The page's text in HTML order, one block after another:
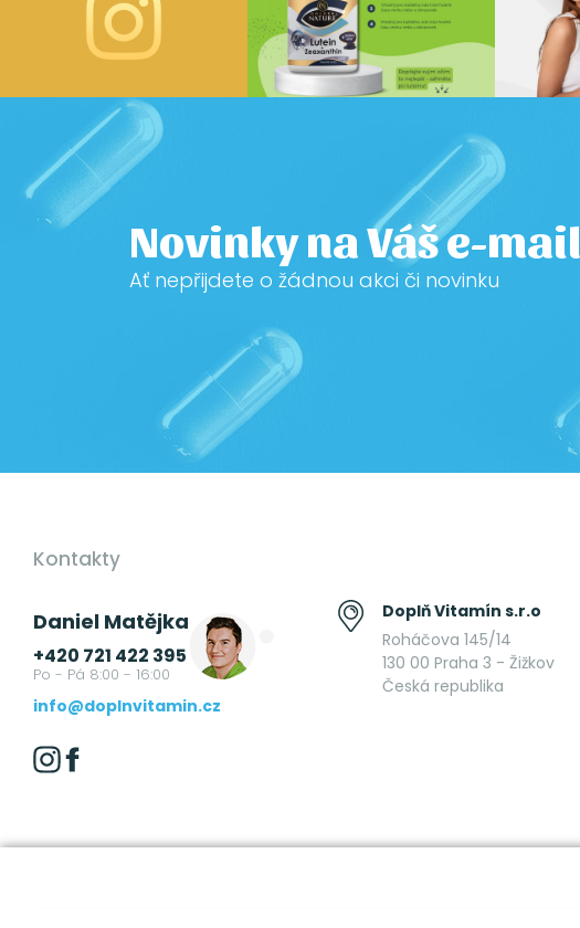
Novinky na Váš e-mail
Ať nepřijdete o žádnou akci či novinku
Kontakty
Daniel Matějka
+420 721 422 395
Po - Pá 8:00 - 16:00
info@doplnvitamin.cz
Doplň Vitamín s.r.o
Roháčova 145/14
130 00 Praha 3 - Žižkov
Česká republika